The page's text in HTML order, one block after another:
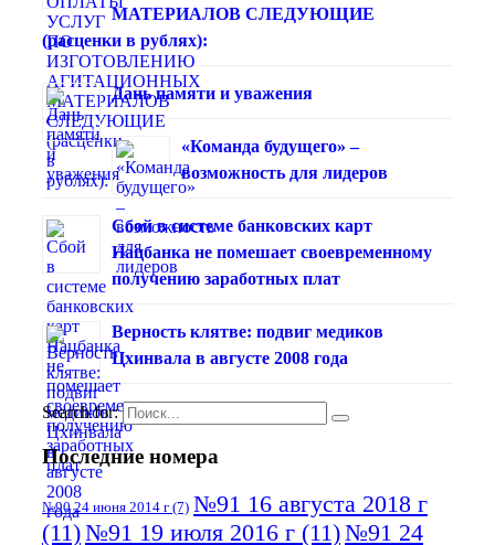
МАТЕРИАЛОВ СЛЕДУЮЩИЕ
(расценки в рублях):
Дань памяти и уважения
«Команда будущего» –
возможность для лидеров
Сбой в системе банковских карт
Нацбанка не помешает своевременному
получению заработных плат
Верность клятве: подвиг медиков
Цхинвала в августе 2008 года
Search for:
Последние номера
№90 24 июня 2014 г (7) №91 16 августа 2018 г
(11)№91 19 июля 2016 г (11)№91 24